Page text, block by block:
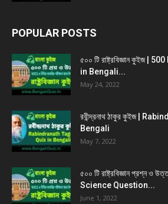
POPULAR POSTS
৫০০ টি রাষ্ট্রবিজ্ঞান কুইজ
in Bengali...
May 24, 2022
রবীন্দ্রনাথ ঠাকুর কুইজ |
Bengali
May 7, 2022
৫০০ টি রাষ্ট্রবিজ্ঞান প্রশ্ন
Science Question...
June 1, 2022